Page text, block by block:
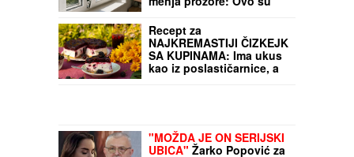
PVCstolarija odlazi u
zaborav! Sve više ljudi